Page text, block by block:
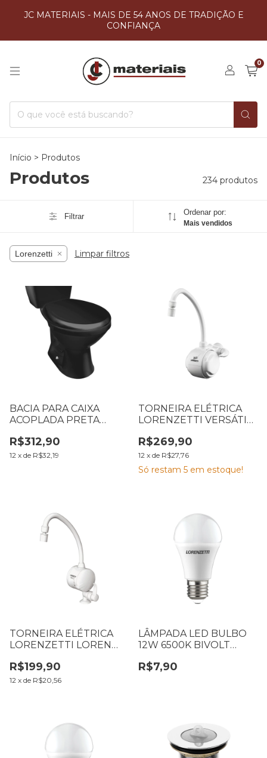
JC MATERIAIS - MAIS DE 54 ANOS DE TRADIÇÃO E
CONFIANÇA
0
Início > Produtos
Produtos 234 produtos
Filtrar Ordenar por:
Mais vendidos
Lorenzetti Limpar filtros
BACIA PARA CAIXA
ACOPLADA PRETA
WAY 7711035
R$312,90
12 x de R$32,19
TORNEIRA ELÉTRICA
LORENZETTI VERSÁTIL
R$269,90
12 x de R$27,76
Só restam 5 em estoque!
TORNEIRA ELÉTRICA
LORENZETTI LOREN
5500W 7550036
R$199,90
12 x de R$20,56
LÂMPADA LED BULBO
12W 6500K BIVOLT
7415344
R$7,90